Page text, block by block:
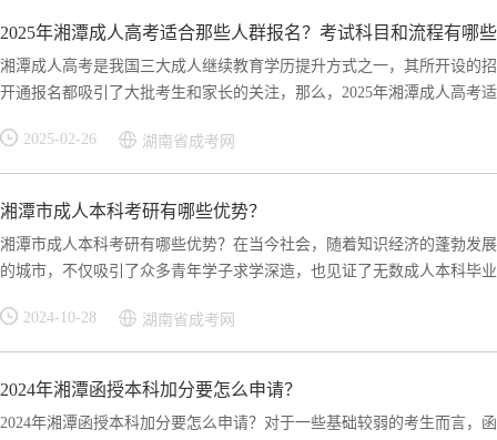
2025年湘潭成人高考适合那些人群报名？考试科目和流程有哪
湘潭成人高考是我国三大成人继续教育学历提升方式之一，其所开设的
开通报名都吸引了大批考生和家长的关注，那么，2025年湘潭成人高考
2025-02-26 湖南省成考网
湘潭市成人本科考研有哪些优势？
湘潭市成人本科考研有哪些优势？在当今社会，随着知识经济的蓬勃发
的城市，不仅吸引了众多青年学子求学深造，也见证了无数成人本科毕
2024-10-28 湖南省成考网
2024年湘潭函授本科加分要怎么申请？
2024年湘潭函授本科加分要怎么申请？对于一些基础较弱的考生而言